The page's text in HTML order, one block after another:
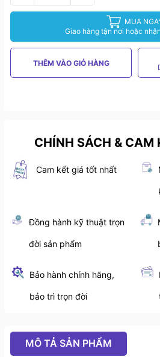
MUA
Giao hàng tận nơi hoặc
THÊM VÀO GIỎ HÀNG
CHÍNH SÁCH & CAM
Cam kết giá tốt nhất
Đồng hành kỹ thuật trọn
đời sản phẩm
Bảo hành chính hãng,
bảo trì trọn đời
MÔ TẢ SẢN PHẨM